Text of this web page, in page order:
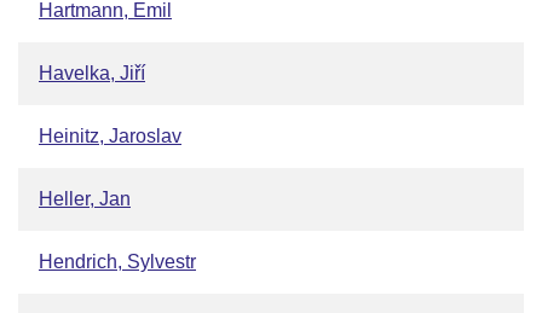
Hartmann, Emil
Havelka, Jiří
Heinitz, Jaroslav
Heller, Jan
Hendrich, Sylvestr